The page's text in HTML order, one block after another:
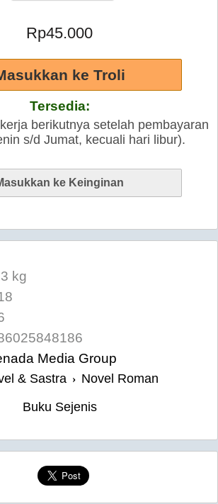
Rp45.000
Tersedia:
berikutnya setelah pembayaran
s/d Jumat, kecuali hari libur).
kg
Media Group
& Sastra › Novel Roman
Buku Sejenis